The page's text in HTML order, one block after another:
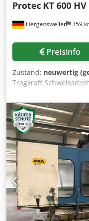
Hergensweiler 359
Protec KT 600 HV
Preisinfo
Zustand: neuwertig
Tragkraft
Durchgangsbohrung
700mm Hoehe
gekippt min. 0,45m,
1,1 U/min Chjdpjd Anz
und
robust